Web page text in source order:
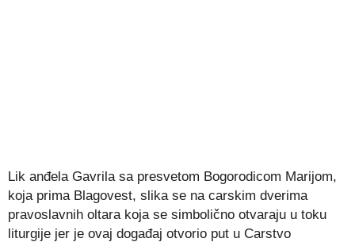
Lik anđela Gavrila sa presvetom Bogorodicom Marijom,
koja prima Blagovest, slika se na carskim dverima
pravoslavnih oltara koja se simbolično otvaraju u toku
liturgije jer je ovaj događaj otvorio put u Carstvo